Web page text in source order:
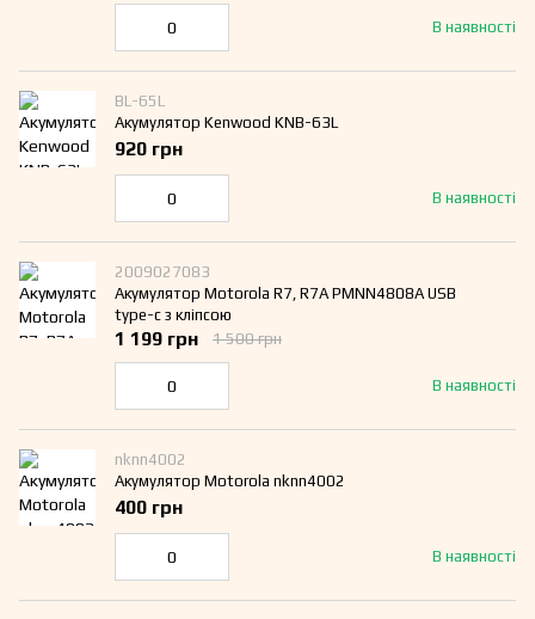
В наявності
BL-65L
Акумулятор Kenwood KNB-63L
В наявності
920 грн
2009027083
Акумулятор Motorola R7, R7A PMNN4808A USB
type-c з кліпсою
В наявності
1 199 грн 1 500 грн
nknn4002
Акумулятор Motorola nknn4002
В наявності
400 грн